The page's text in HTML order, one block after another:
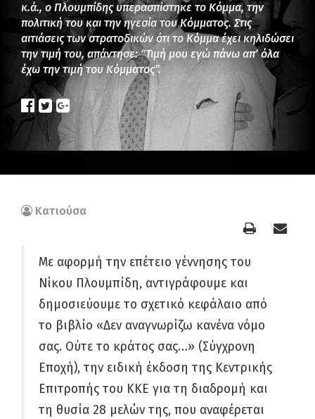
κ.ά., ο Πλουμπίδης υπερασπίστηκε το Κόμμα, την
πολιτική του και την ηγεσία του Κόμματος. Στις
αιτιάσεις των στρατοδικών ότι το Κόμμα έχει κηλιδώσει
την τιμή του, απάντησε: “Τιμή μου εγώ πάνω απ’ όλα
έχω την τιμή του Κόμματος”.
Κατιούσα
Με αφορμή την επέτειο γέννησης του
Νίκου Πλουμπίδη, αντιγράφουμε και
δημοσιεύουμε το σχετικό κεφάλαιο από
το βιβλίο «Δεν αναγνωρίζω κανένα νόμο
σας. Ούτε το κράτος σας…» (Σύγχρονη
Εποχή), την ειδική έκδοση της Κεντρικής
Επιτροπής του ΚΚΕ για τη διαδρομή και
τη θυσία 28 μελών της, που αναφέρεται